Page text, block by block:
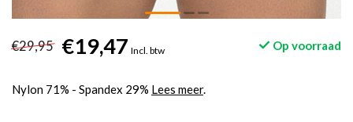
€29,95 €19,47 Incl. btw Op voorraad
Nylon 71% - Spandex 29% Lees meer.